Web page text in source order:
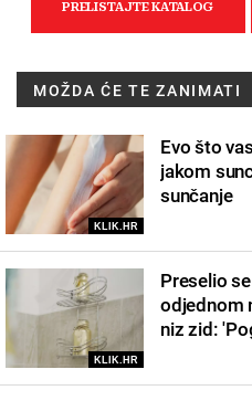
MOŽDA ĆE TE ZANIMATI
KLIK.HR
Evo što
jakom
sunčanje
KLIK.HR
Preselio
odjednom
niz zid: